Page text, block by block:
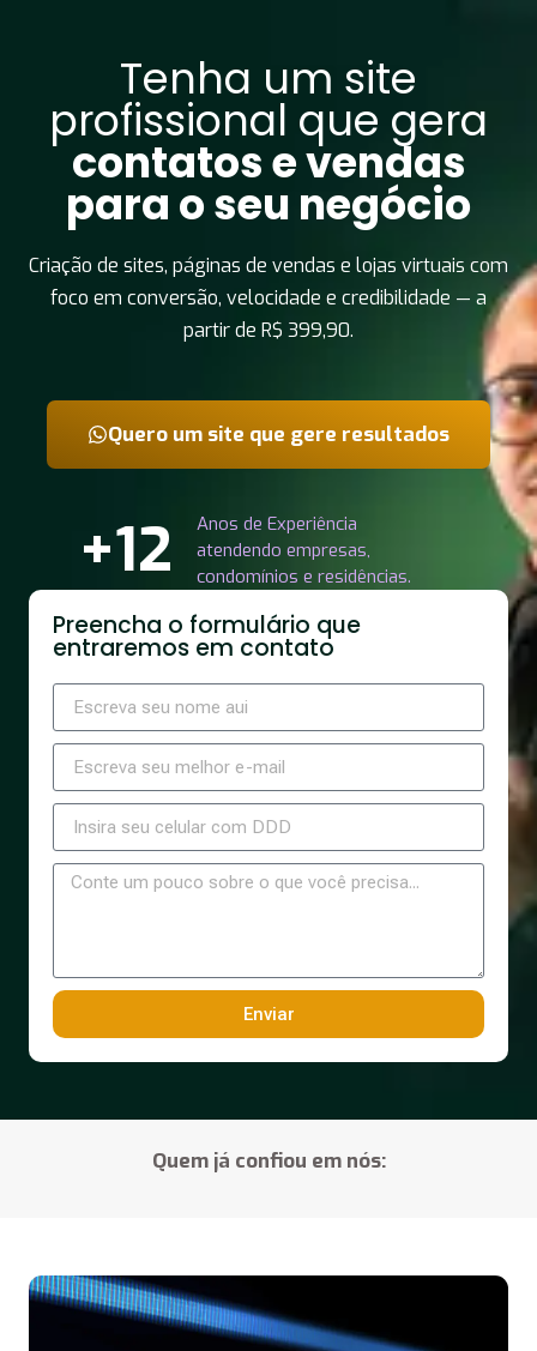
Tenha um site
profissional que gera
contatos e vendas
para o seu negócio
Criação de sites, páginas de vendas e lojas virtuais com
foco em conversão, velocidade e credibilidade — a
partir de R$ 399,90.
Quero um site que gere resultados
+12
Anos de Experiência
atendendo empresas,
condomínios e residências.
Preencha o formulário que
entraremos em contato
Enviar
Quem já confiou em nós:
MAIS DO QUE UM SITE
Uma solução sob medida